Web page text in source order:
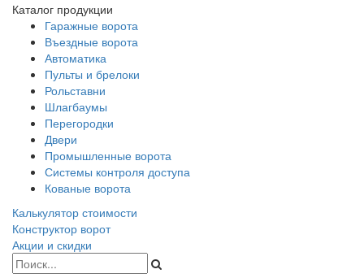
Каталог продукции
Гаражные ворота
Въездные ворота
Автоматика
Пульты и брелоки
Рольставни
Шлагбаумы
Перегородки
Двери
Промышленные ворота
Системы контроля доступа
Кованые ворота
Калькулятор стоимости
Конструктор ворот
Акции и скидки